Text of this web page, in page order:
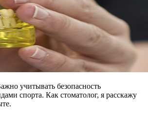
учитывать безопасность
спорта. Как стоматолог, я расскажу